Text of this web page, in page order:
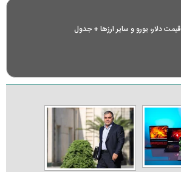
قیمت دلار، یورو و سایر ارز‌ها + جدول